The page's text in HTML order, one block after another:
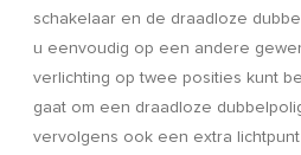
schakelaar en de draadloze
u eenvoudig op een andere
verlichting op twee posities kunt
gaat om een draadloze
vervolgens ook een extra